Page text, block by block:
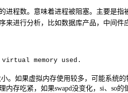
进程数。意味着进程被阻塞。主要是指
来进行分析，比如数据库产品，中间件
memory used.
。如果虚拟内存使用较多，可能系统
内存吃紧，如果swapd没变化， si、 so的